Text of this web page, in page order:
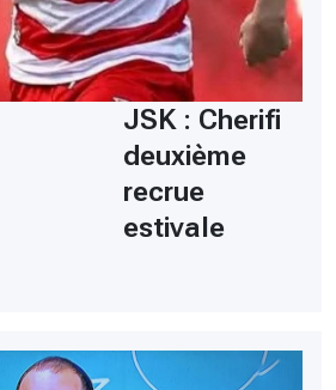
JSK : Cherifi
deuxième
recrue
estivale